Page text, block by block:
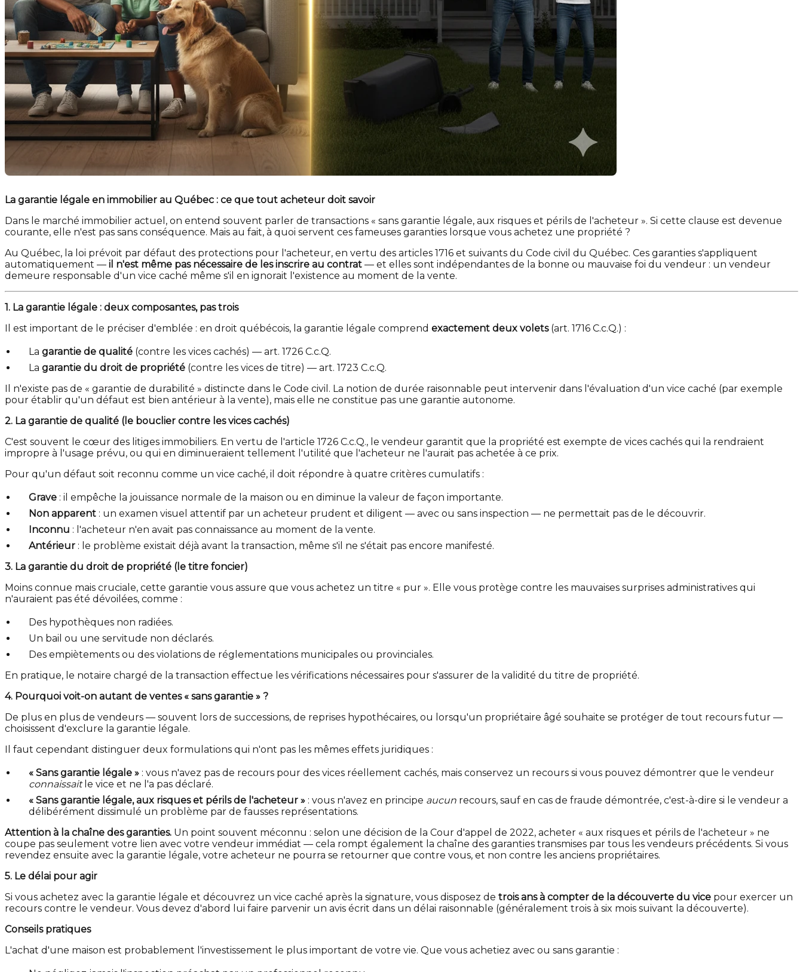
La garantie légale en immobilier au Québec : ce que tout acheteur doit savoir
Dans le marché immobilier actuel, on entend souvent parler de transactions « sans garantie légale, aux risques et périls de l'acheteur ». Si cette clause est devenue
courante, elle n'est pas sans conséquence. Mais au fait, à quoi servent ces fameuses garanties lorsque vous achetez une propriété ?
Au Québec, la loi prévoit par défaut des protections pour l'acheteur, en vertu des articles 1716 et suivants du Code civil du Québec. Ces garanties s'appliquent
automatiquement — il n'est même pas nécessaire de les inscrire au contrat — et elles sont indépendantes de la bonne ou mauvaise foi du vendeur : un vendeur
demeure responsable d'un vice caché même s'il en ignorait l'existence au moment de la vente.
1. La garantie légale : deux composantes, pas trois
Il est important de le préciser d'emblée : en droit québécois, la garantie légale comprend exactement deux volets(art. 1716 C.c.Q.) :
La garantie de qualité (contre les vices cachés) — art. 1726 C.c.Q.
La garantie du droit de propriété (contre les vices de titre) — art. 1723 C.c.Q.
Il n'existe pas de « garantie de durabilité » distincte dans le Code civil. La notion de durée raisonnable peut intervenir dans l'évaluation d'un vice caché (par exemple
pour établir qu'un défaut est bien antérieur à la vente), mais elle ne constitue pas une garantie autonome.
2. La garantie de qualité (le bouclier contre les vices cachés)
C'est souvent le cœur des litiges immobiliers. En vertu de l'article 1726 C.c.Q., le vendeur garantit que la propriété est exempte de vices cachés qui la rendraient
impropre à l'usage prévu, ou qui en diminueraient tellement l'utilité que l'acheteur ne l'aurait pas achetée à ce prix.
Pour qu'un défaut soit reconnu comme un vice caché, il doit répondre à quatre critères cumulatifs :
Grave : il empêche la jouissance normale de la maison ou en diminue la valeur de façon importante.
Non apparent : un examen visuel attentif par un acheteur prudent et diligent — avec ou sans inspection — ne permettait pas de le découvrir.
Inconnu : l'acheteur n'en avait pas connaissance au moment de la vente.
Antérieur : le problème existait déjà avant la transaction, même s'il ne s'était pas encore manifesté.
3. La garantie du droit de propriété (le titre foncier)
Moins connue mais cruciale, cette garantie vous assure que vous achetez un titre « pur ». Elle vous protège contre les mauvaises surprises administratives qui
n'auraient pas été dévoilées, comme :
Des hypothèques non radiées.
Un bail ou une servitude non déclarés.
Des empiètements ou des violations de réglementations municipales ou provinciales.
En pratique, le notaire chargé de la transaction effectue les vérifications nécessaires pour s'assurer de la validité du titre de propriété.
4. Pourquoi voit-on autant de ventes « sans garantie » ?
De plus en plus de vendeurs — souvent lors de successions, de reprises hypothécaires, ou lorsqu'un propriétaire âgé souhaite se protéger de tout recours futur —
choisissent d'exclure la garantie légale.
Il faut cependant distinguer deux formulations qui n'ont pas les mêmes effets juridiques :
« Sans garantie légale » : vous n'avez pas de recours pour des vices réellement cachés, mais conservez un recours si vous pouvez démontrer que le vendeur
connaissaitle vice et ne l'a pas déclaré.
« Sans garantie légale, aux risques et périls de l'acheteur » : vous n'avez en principe aucun recours, sauf en cas de fraude démontrée, c'est-à-dire si le vendeur a
délibérément dissimulé un problème par de fausses représentations.
Attention à la chaîne des garanties. Un point souvent méconnu : selon une décision de la Cour d'appel de 2022, acheter « aux risques et périls de l'acheteur » ne
coupe pas seulement votre lien avec votre vendeur immédiat — cela rompt également la chaîne des garanties transmises par tous les vendeurs précédents. Si vous
revendez ensuite avec la garantie légale, votre acheteur ne pourra se retourner que contre vous, et non contre les anciens propriétaires.
5. Le délai pour agir
Si vous achetez avec la garantie légale et découvrez un vice caché après la signature, vous disposez de trois ans à compter de la découverte du vice pour exercer un
recours contre le vendeur. Vous devez d'abord lui faire parvenir un avis écrit dans un délai raisonnable (généralement trois à six mois suivant la découverte).
Conseils pratiques
L'achat d'une maison est probablement l'investissement le plus important de votre vie. Que vous achetiez avec ou sans garantie :